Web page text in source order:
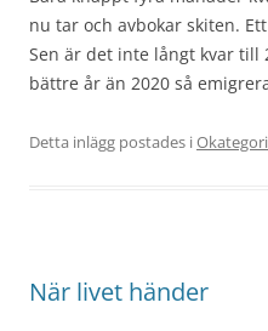
nu tar och avbokar skiten.
Sen är det inte långt kvar
bättre år än 2020 så
Detta inlägg postades i
När livet händer